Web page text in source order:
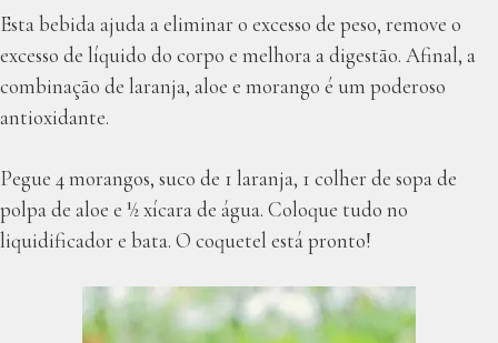
Esta bebida ajuda a eliminar o excesso de peso, remove o
excesso de líquido do corpo e melhora a digestão. Afinal, a
combinação de laranja, aloe e morango é um poderoso
antioxidante.
Pegue 4 morangos, suco de 1 laranja, 1 colher de sopa de
polpa de aloe e ½ xícara de água. Coloque tudo no
liquidificador e bata. O coquetel está pronto!